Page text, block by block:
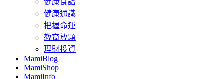
健康食譜
健康通識
把握命運
教育放題
理財投資
MamiBlog
MamiShop
MamiInfo